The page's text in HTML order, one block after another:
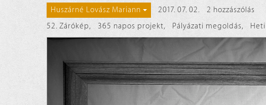
Huszárné Lovász Mariann 2017. 07. 02.
2 hozzászólás
52. Zárókép, 365 napos projekt, Pályázati megoldás,